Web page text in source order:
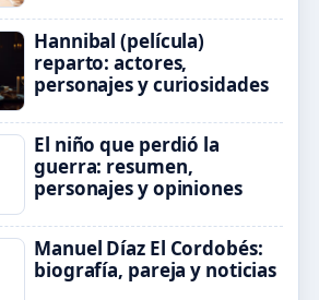
Hannibal (película)
reparto: actores,
personajes y curiosidades
El niño que perdió la
guerra: resumen,
personajes y opiniones
Manuel Díaz El Cordobés:
biografía, pareja y noticias